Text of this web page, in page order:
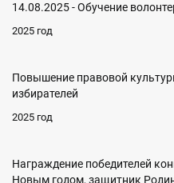
14.08.2025 - Обучение
2025 год
Повышение правовой
избирателей
2025 год
Награждение победителей
Новым годом, защитник